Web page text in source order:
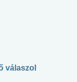
válaszol